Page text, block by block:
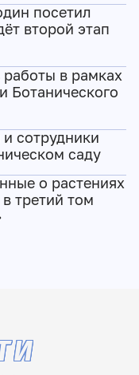
посетил
второй этап
работы в рамках
Ботанического
сотрудники
саду
о растениях
третий том